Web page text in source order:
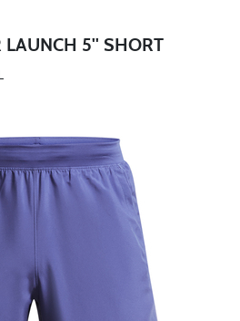
LAUNCH 5'' SHORT